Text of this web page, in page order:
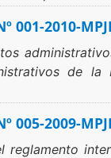
001-2010-
de la
005-2009-
reglamento